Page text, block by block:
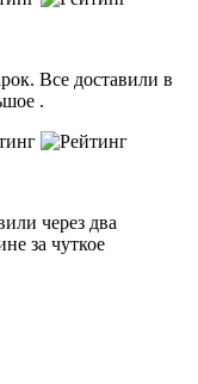
Все доставили в
.
через два
за чуткое